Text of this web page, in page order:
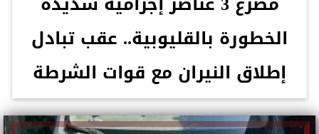
الخطورة بالقليوبية.. عقب تبادل
إطلاق النيران مع قوات الشرطة